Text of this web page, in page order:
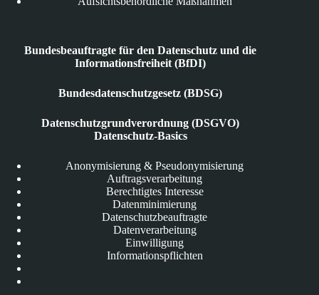
Bundesbeauftragte für den Datenschutz und die
Informationsfreiheit (BfDI)
Bundesdatenschutzgesetz (BDSG)
Datenschutzgrundverordnung (DSGVO)
Datenschutz-Basics
Anonymisierung & Pseudonymisierung
Auftragsverarbeitung
Berechtigtes Interesse
Datenminimierung
Datenschutzbeauftragte
Datenverarbeitung
Einwilligung
Informationspflichten